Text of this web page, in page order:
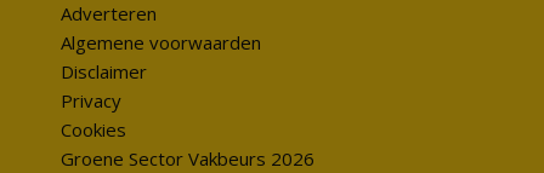
Adverteren
Algemene voorwaarden
Disclaimer
Privacy
Cookies
Groene Sector Vakbeurs 2026